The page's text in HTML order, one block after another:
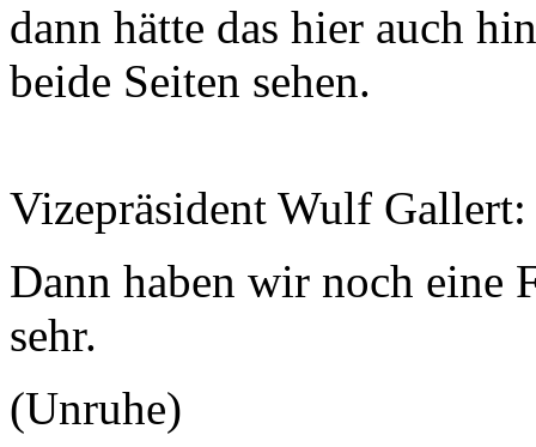
dann hätte das hier auch
beide Seiten sehen.
Vizepräsident Wulf Gallert:
Dann haben wir noch eine
sehr.
(Unruhe)